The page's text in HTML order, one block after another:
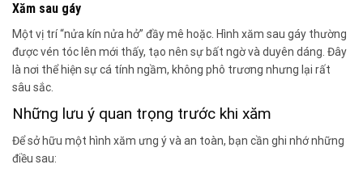
Xăm sau gáy
Một vị trí “nửa kín nửa hở” đầy mê hoặc. Hình xăm sau gáy thường
được vén tóc lên mới thấy, tạo nên sự bất ngờ và duyên dáng. Đây
là nơi thể hiện sự cá tính ngầm, không phô trương nhưng lại rất
sâu sắc.
Những lưu ý quan trọng trước khi xăm
Để sở hữu một hình xăm ưng ý và an toàn, bạn cần ghi nhớ những
điều sau: